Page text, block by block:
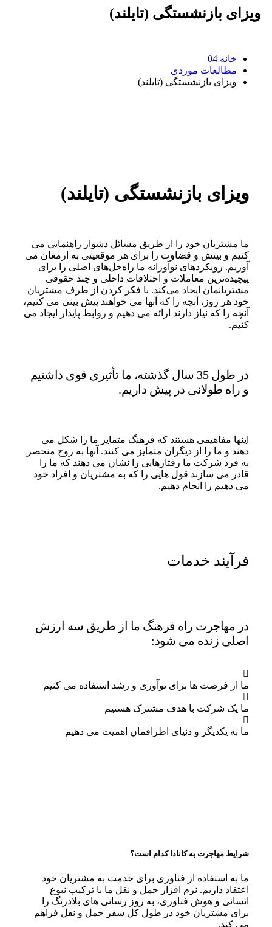
ویزای بازنشستگی (تایلند)
خانه 04
مطالعات موردی
ویزای بازنشستگی (تایلند)
ویزای بازنشستگی (تایلند)
ما مشتریان خود را از طریق مسائل دشوار راهنمایی می
کنیم و بینش و قضاوت را برای هر موقعیتی به ارمغان می
آوریم. رویکردهای نوآورانه ما راه‌حل‌های اصلی را برای
پیچیده‌ترین معاملات و اختلافات داخلی و چند حقوقی
مشتریانمان ایجاد می‌کند. با فکر کردن از طرف مشتریان
خود هر روز، آنچه را که آنها می خواهند پیش بینی می کنیم،
آنچه را که نیاز دارند ارائه می دهیم و روابط پایدار ایجاد می
کنیم.
در طول 35 سال گذشته، ما تأثیری قوی داشتیم
و راه طولانی در پیش داریم.
اینها مفاهیمی هستند که فرهنگ متمایز ما را شکل می
دهند و ما را از دیگران متمایز می کنند. آنها به روح منحصر
به فرد شرکت ما رفتارهایی را نشان می دهند که ما را
قادر می سازند قول هایی را که به مشتریان و افراد خود
می دهیم را انجام دهیم.
فرآیند خدمات
در مهاجرت راه فرهنگ ما از طریق سه ارزش
اصلی زنده می شود:
ما از فرصت ها برای نوآوری و رشد استفاده می کنیم
ما یک شرکت با هدف مشترک هستیم
ما به یکدیگر و دنیای اطرافمان اهمیت می دهیم
شرایط مهاجرت به کانادا کدام است؟
ما به استفاده از فناوری برای خدمت به مشتریان خود
اعتقاد داریم. نرم افزار حمل و نقل ما با ترکیب نبوغ
انسانی و هوش فناوری، به روز رسانی های بلادرنگ را
برای مشتریان خود در طول کل سفر حمل و نقل فراهم
می کند.